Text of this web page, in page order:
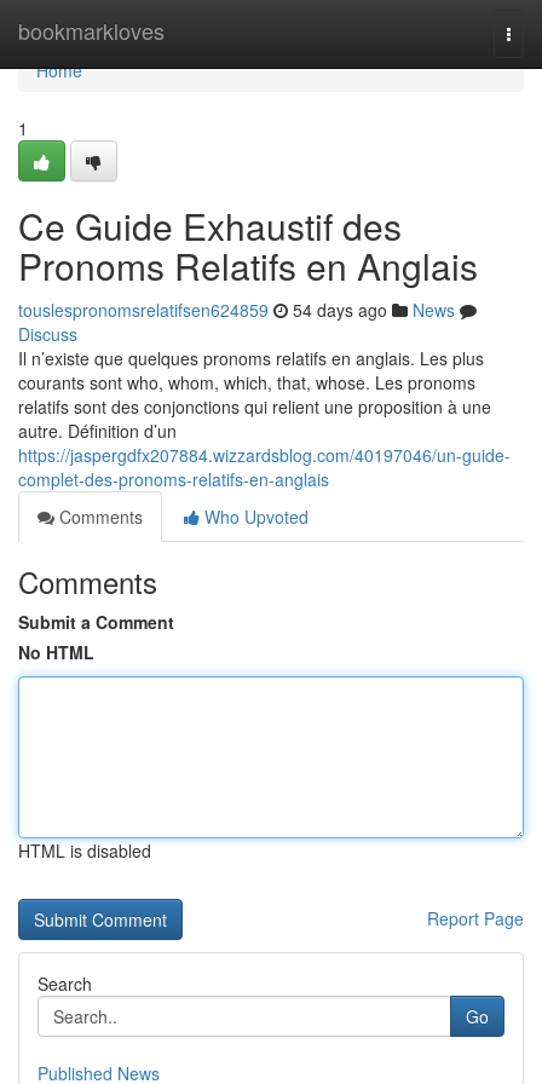
bookmarkloves
Home
Home
1
Ce Guide Exhaustif des
Pronoms Relatifs en Anglais
touslespronomsrelatifsen624859 54 days ago
News
Discuss
Il n’existe que quelques pronoms relatifs en anglais. Les plus
courants sont who, whom, which, that, whose. Les pronoms
relatifs sont des conjonctions qui relient une proposition à une
autre. Définition d’un
https://jaspergdfx207884.wizzardsblog.com/40197046/un-guide-
complet-des-pronoms-relatifs-en-anglais
Comments
Who Upvoted
Comments
Submit a Comment
No HTML
HTML is disabled
Report Page
Search
Go
Published News